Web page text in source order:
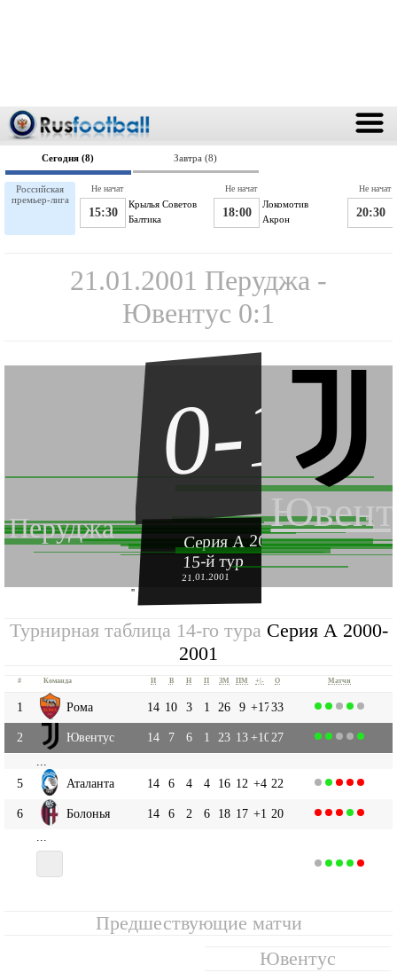
Сегодня (8) Завтра (8)
Российская
премьер-лига
Крылья Советов
15:30 Балтика
Не начат
Локомотив
18:00 Акрон
Не начат
20:30
Не начат
21.01.2001 Перуджа -
Ювентус 0:1
Перуджа
0-1
Серия А 2000-2001
15-й тур
21.01.2001
''
Турнирная таблица 14-го тура Серия А 2000-
2001
# Команда И В Н П ЗМ ПМ +|- О Матчи
1 Рома 14 10 3 1 26 9 +1733
2 Ювентус 14 7 6 1 23 13+10 27
5
Аталанта 14 6 4 4 16 12 +4 22
6 Болонья 14 6 2 6 18 17 +1 20
Предшествующие матчи
Ювентус